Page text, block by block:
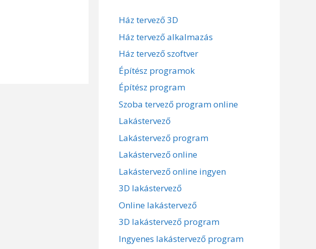
Ház tervező 3D
Ház tervező alkalmazás
Ház tervező szoftver
Építész programok
Építész program
Szoba tervező program online
Lakástervező
Lakástervező program
Lakástervező online
Lakástervező online ingyen
3D lakástervező
Online lakástervező
3D lakástervező program
Ingyenes lakástervező program